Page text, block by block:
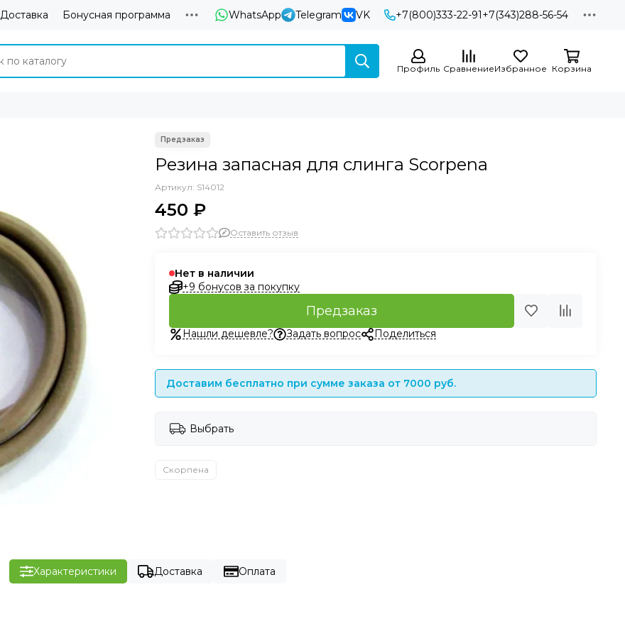
Доставка Бонусная программа WhatsApp Telegram VK +7(800)333-22-91+7(343)288-56-54
Профиль СравнениеИзбранное Корзина
Резина запасная для слинга Scorpena
Артикул: S14012
450 ₽
Оставить отзыв
Нет в наличии
+9 бонусов за покупку
Предзаказ
Нашли дешевле? Задать вопрос Поделиться
Доставим бесплатно при сумме заказа от 7000 руб.
Выбрать
Скорпена
Характеристики Доставка Оплата